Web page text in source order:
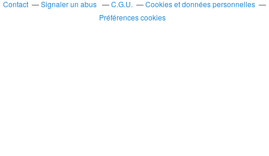
Contact Signaler un abus C.G.U.
Cookies et données personnelles
Préférences cookies